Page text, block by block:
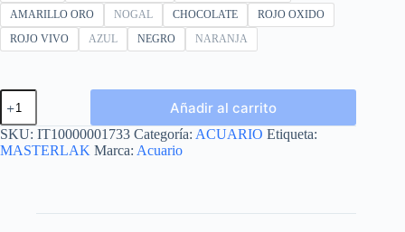
AMARILLO ORO
NOGAL CHOCOLATE
ROJO OXIDO
ROJO VIVO
AZUL NEGRO NARANJA
LACA
ALTA
DESEMPEÑO
CUBETA
19L
Añadir al carrito
SKU: IT10000001733 Categoría: ACUARIO Etiqueta:
MASTERLAK Marca: Acuario